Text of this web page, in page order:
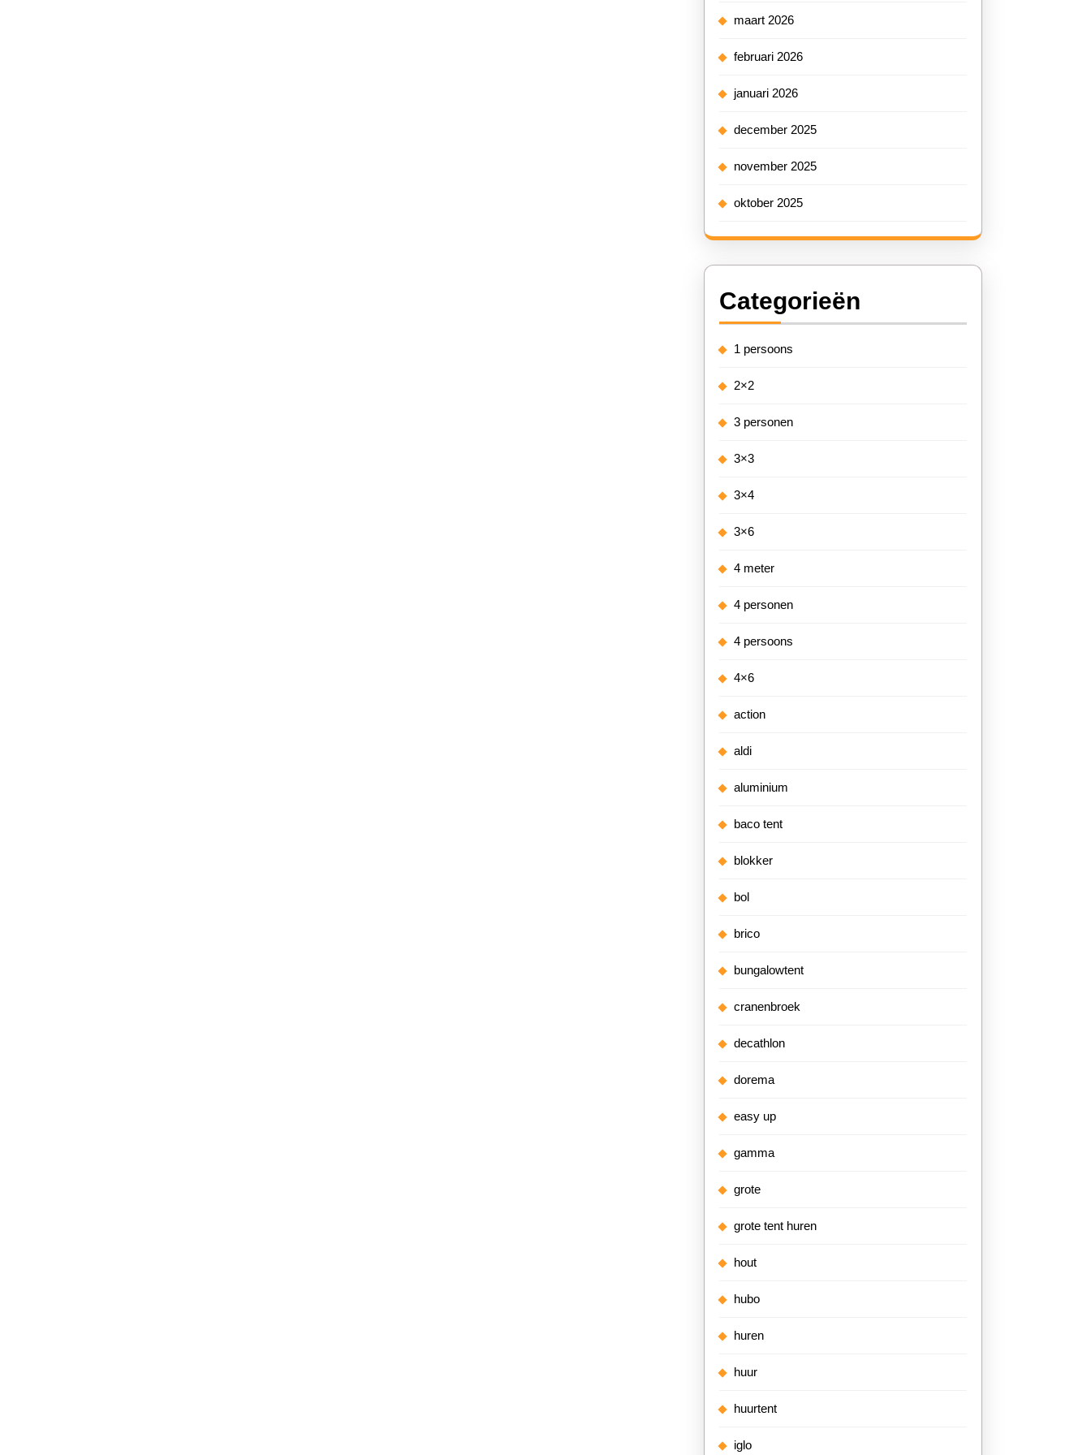
maart 2026
februari 2026
januari 2026
december 2025
november 2025
oktober 2025
Categorieën
1 persoons
2×2
3 personen
3×3
3×4
3×6
4 meter
4 personen
4 persoons
4×6
action
aldi
aluminium
baco tent
blokker
bol
brico
bungalowtent
cranenbroek
decathlon
dorema
easy up
gamma
grote
grote tent huren
hout
hubo
huren
huur
huurtent
iglo